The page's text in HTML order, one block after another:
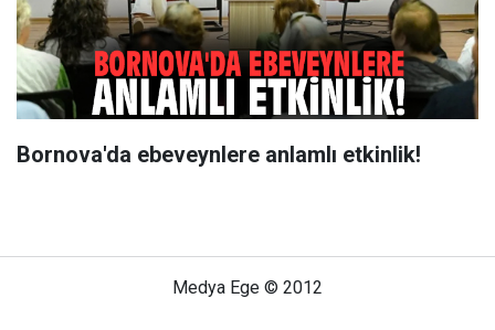
Bornova'da ebeveynlere anlamlı etkinlik!
Medya Ege © 2012